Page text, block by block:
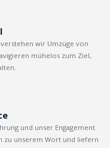
wir Umzüge von
mühelos zum Ziel,
und unser Engagement
zu unserem Wort und liefern